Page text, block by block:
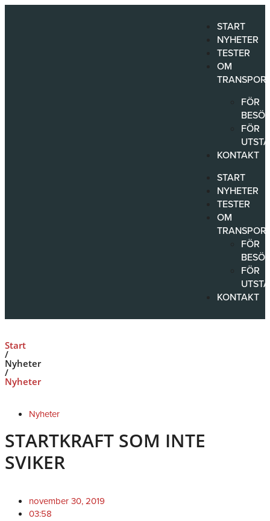
Hoppa
START
NYHETER
TESTER
OM
FÖR
FÖR
KONTAKT
START
NYHETER
TESTER
OM
FÖR
FÖR
KONTAKT
Start
/
Nyheter
/
Nyheter
Nyheter
STARTKRAFT SOM INTE
SVIKER
november 30, 2019
03:58